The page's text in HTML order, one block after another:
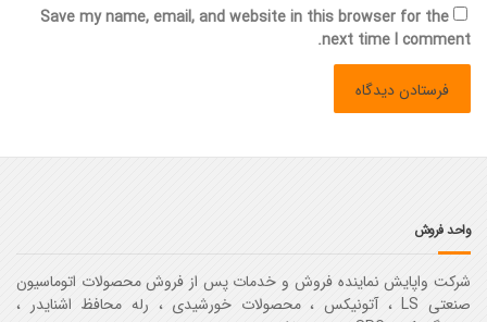
Save my name, email, and website in this browser for the
next time I comment.
واحد فروش
شرکت واپایش نماینده فروش و خدمات پس از فروش محصولات اتوماسیون
صنعتی LS ، آتونیکس ، محصولات خورشیدی ، رله محافظ اشنایدر ،